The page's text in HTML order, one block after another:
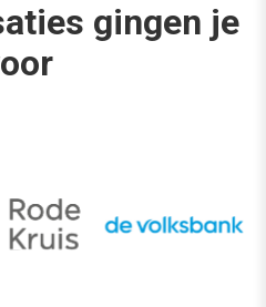
gingen je